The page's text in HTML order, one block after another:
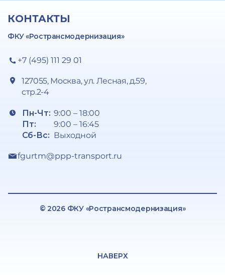
КОНТАКТЫ
ФКУ «Ространсмодернизация»
+7 (495) 111 29 01
127055, Москва, ул. Лесная, д.59,
стр.2-4
Пн-Чт:
Пт:
Сб-Вс:
9:00 – 18:00
9:00 – 16:45
Выходной
fgurtm@ppp-transport.ru
© 2026 ФКУ «Ространсмодернизация»
НАВЕРХ